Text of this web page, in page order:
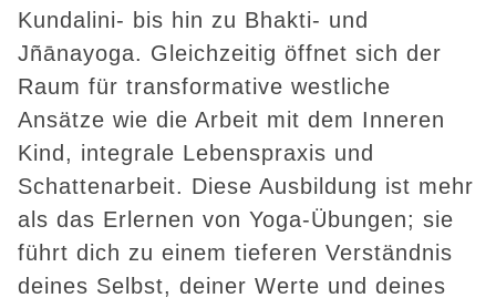
Kundalini- bis hin zu Bhakti- und
Jñānayoga. Gleichzeitig öffnet sich der
Raum für transformative westliche
Ansätze wie die Arbeit mit dem Inneren
Kind, integrale Lebenspraxis und
Schattenarbeit. Diese Ausbildung ist mehr
als das Erlernen von Yoga-Übungen; sie
führt dich zu einem tieferen Verständnis
deines Selbst, deiner Werte und deines